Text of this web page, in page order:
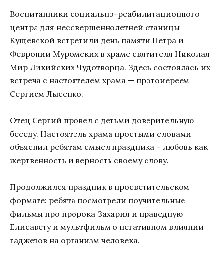
Воспитанники социально-реабилитационного
центра для несовершеннолетней станицы
Кущевской встретили день памяти Петра и
Февронии Муромских в храме святителя Николая
Мир Ликийских Чудотворца. Здесь состоялась их
встреча с настоятелем храма — протоиереем
Сергием Лысенко.
Отец Сергий провел с детьми доверительную
беседу. Настоятель храма простыми словами
объяснил ребятам смысл праздника – любовь как
жертвенность и верность своему слову.
Продолжился праздник в просветительском
формате: ребята посмотрели поучительные
фильмы про пророка Захария и праведную
Елисавету и мультфильм о негативном влиянии
гаджетов на организм человека.